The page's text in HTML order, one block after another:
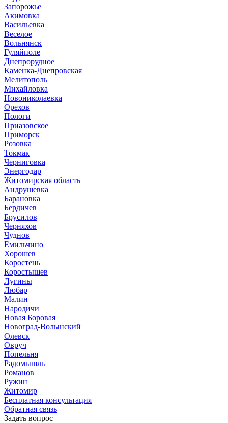
Запорожье
Акимовка
Васильевка
Веселое
Вольнянск
Гуляйполе
Днепрорудное
Каменка-Днепровская
Мелитополь
Михайловка
Новониколаевка
Орехов
Пологи
Приазовское
Приморск
Розовка
Токмак
Черниговка
Энергодар
Житомирская область
Андрушевка
Барановка
Бердичев
Брусилов
Черняхов
Чуднов
Емильчино
Хорошев
Коростень
Коростышев
Лугины
Любар
Малин
Народичи
Новая Боровая
Новоград-Волынский
Олевск
Овруч
Попельня
Радомышль
Романов
Ружин
Житомир
Бесплатная консультация
Обратная связь
Задать вопрос